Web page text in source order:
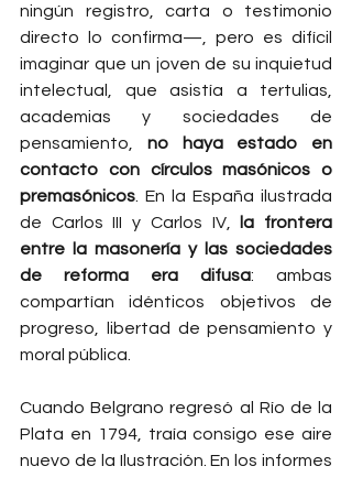
ningún registro, carta o testimonio
directo lo confirma—, pero es difícil
imaginar que un joven de su inquietud
intelectual, que asistía a tertulias,
academias y sociedades de
pensamiento, no haya estado en
contacto con círculos masónicos o
premasónicos . En la España ilustrada
de Carlos III y Carlos IV,
la frontera
entre la masonería y las sociedades
de reforma era difusa: ambas
compartían idénticos objetivos de
progreso, libertad de pensamiento y
moral pública.
Cuando Belgrano regresó al Río de la
Plata en 1794, traía consigo ese aire
nuevo de la Ilustración. En los informes